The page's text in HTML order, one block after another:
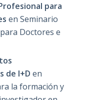
para
en Seminario
Doctores e
de I+D en
la formación y